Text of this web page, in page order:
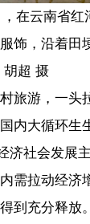
在云南省红
饰，沿着田
胡超 摄
旅游，一头
内大循环生
济社会发展
需拉动经济
到充分释放。